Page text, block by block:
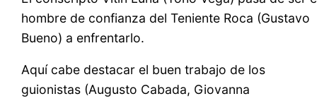
hombre de confianza del Teniente Roca (Gustavo
Bueno) a enfrentarlo.
Aquí cabe destacar el buen trabajo de los
guionistas (Augusto Cabada, Giovanna